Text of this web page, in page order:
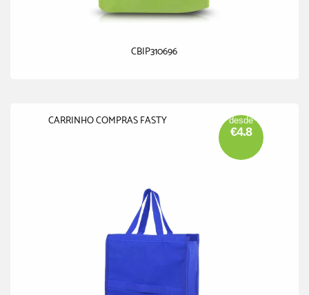
CBIP310696
CARRINHO COMPRAS FASTY desde
€4.8